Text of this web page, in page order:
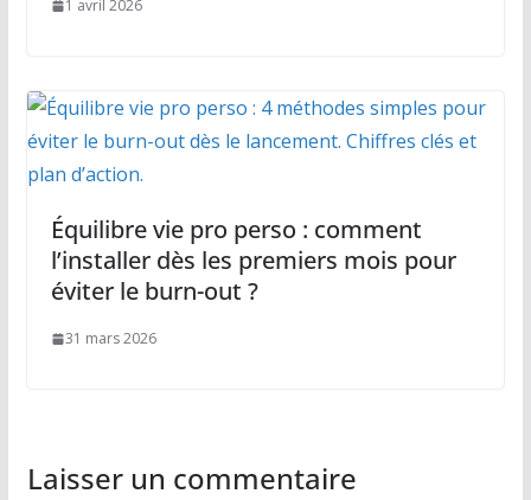
1 avril 2026
Équilibre vie pro perso : comment
l’installer dès les premiers mois pour
éviter le burn-out ?
31 mars 2026
Laisser un commentaire